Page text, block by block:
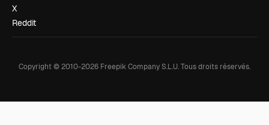
X
Reddit
Copyright © 2010-2026 Freepik Company S.L.U.Tous droits réservés.